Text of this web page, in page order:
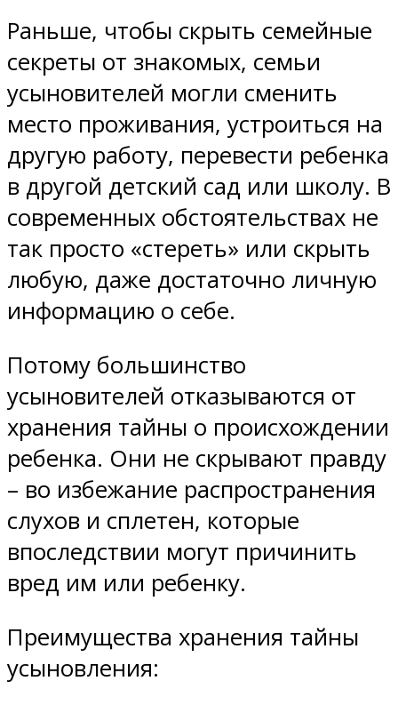
Раньше, чтобы скрыть семейные
секреты от знакомых, семьи
усыновителей могли сменить
место проживания, устроиться на
другую работу, перевести ребенка
в другой детский сад или школу. В
современных обстоятельствах не
так просто «стереть» или скрыть
любую, даже достаточно личную
информацию о себе.
Потому большинство
усыновителей отказываются от
хранения тайны о происхождении
ребенка. Они не скрывают правду
– во избежание распространения
слухов и сплетен, которые
впоследствии могут причинить
вред им или ребенку.
Преимущества хранения тайны
усыновления: